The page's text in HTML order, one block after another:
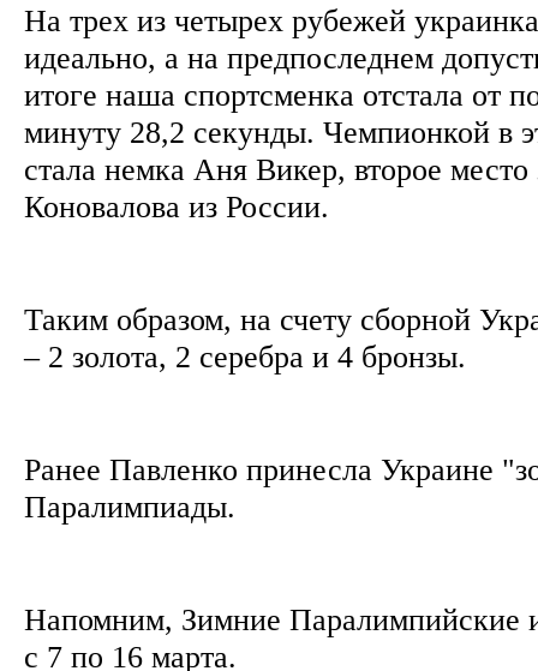
На трех из четырех рубежей
идеально, а на предпоследнем
итоге наша спортсменка отстала от
минуту 28,2 секунды. Чемпионкой в
стала немка Аня Викер, второе место
Коновалова из России.
Таким образом, на счету сборной
– 2 золота, 2 серебра и 4 бронзы.
Ранее Павленко принесла Украине
Паралимпиады.
Напомним, Зимние Паралимпийские
с 7 по 16 марта.